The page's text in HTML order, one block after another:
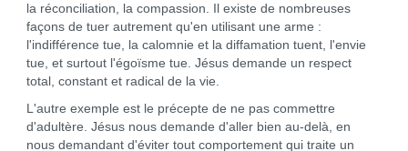
la réconciliation, la compassion. Il existe de nombreuses
façons de tuer autrement qu'en utilisant une arme :
l'indifférence tue, la calomnie et la diffamation tuent, l'envie
tue, et surtout l'égoïsme tue. Jésus demande un respect
total, constant et radical de la vie.
L'autre exemple est le précepte de ne pas commettre
d'adultère. Jésus nous demande d'aller bien au-delà, en
nous demandant d'éviter tout comportement qui traite un